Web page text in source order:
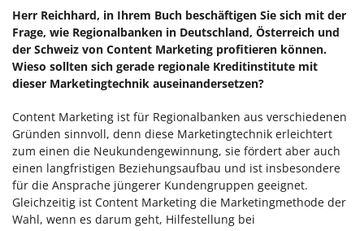
Herr Reichhard, in Ihrem Buch beschäftigen Sie sich mit der
Frage, wie Regionalbanken in Deutschland, Österreich und
der Schweiz von Content Marketing profitieren können.
Wieso sollten sich gerade regionale Kreditinstitute mit
dieser Marketingtechnik auseinandersetzen?
Content Marketing ist für Regionalbanken aus verschiedenen
Gründen sinnvoll, denn diese Marketingtechnik erleichtert
zum einen die Neukundengewinnung, sie fördert aber auch
einen langfristigen Beziehungsaufbau und ist insbesondere
für die Ansprache jüngerer Kundengruppen geeignet.
Gleichzeitig ist Content Marketing die Marketingmethode der
Wahl, wenn es darum geht, Hilfestellung bei